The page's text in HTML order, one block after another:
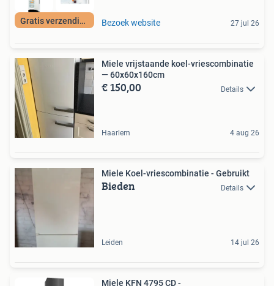
Gratis verzending Bezoek website 27 jul 26
Miele vrijstaande koel-vriescombinatie
— 60x60x160cm
€ 150,00 Details
Haarlem 4 aug 26
Miele Koel-vriescombinatie - Gebruikt
Bieden Details
Leiden 14 jul 26
Miele KFN 4795 CD -